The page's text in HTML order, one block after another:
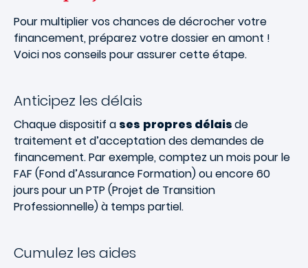
Pour multiplier vos chances de décrocher votre
financement, préparez votre dossier en amont !
Voici nos conseils pour assurer cette étape.
Anticipez les délais
Chaque dispositif a ses propres délaisde
traitement et d’acceptation des demandes de
financement. Par exemple, comptez un mois pour le
FAF (Fond d’Assurance Formation) ou encore 60
jours pour un PTP (Projet de Transition
Professionnelle) à temps partiel.
Cumulez les aides